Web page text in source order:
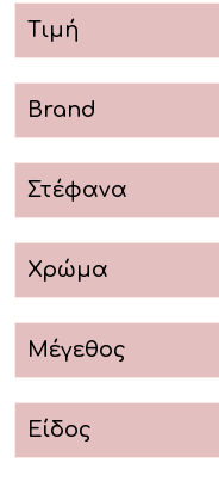
Τιμή
Brand
Στέφανα
Χρώμα
Μέγεθος
Είδος